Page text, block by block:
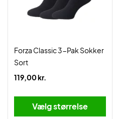
Forza Classic 3-Pak Sokker
Sort
119,00 kr.
Vælg størrelse